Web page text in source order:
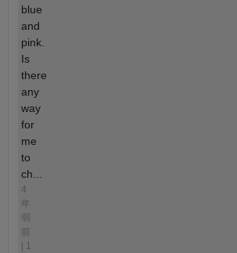
blue
and
pink.
Is
there
any
way
for
me
to
ch...
4
年
弱
前
| 1